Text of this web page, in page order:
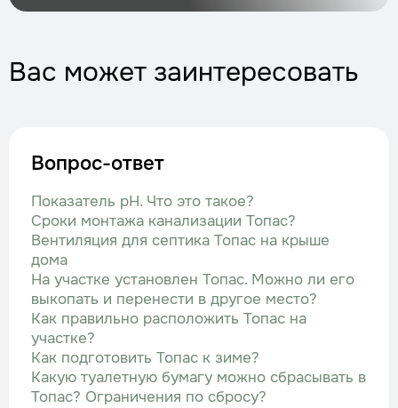
Вас может заинтересовать
Вопрос-ответ
Показатель рН. Что это такое?
Сроки монтажа канализации Топас?
Вентиляция для септика Топас на крыше
дома
На участке установлен Топас. Можно ли его
выкопать и перенести в другое место?
Как правильно расположить Топас на
участке?
Как подготовить Топас к зиме?
Какую туалетную бумагу можно сбрасывать в
Топас? Ограничения по сбросу?